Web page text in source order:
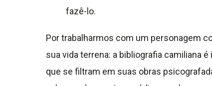
fazê-lo.
Por trabalharmos com um personagem
sua vida terrena: a bibliografia camiliana
que se filtram em suas obras